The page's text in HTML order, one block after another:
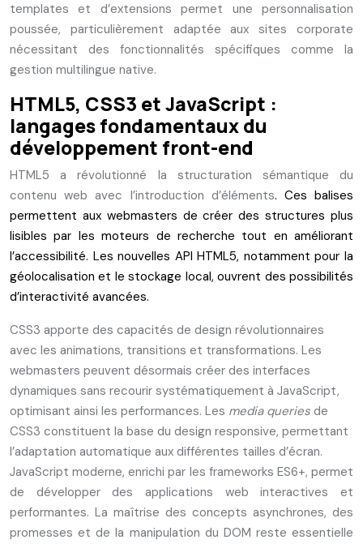
templates et d’extensions permet une personnalisation
poussée, particulièrement adaptée aux sites corporate
nécessitant des fonctionnalités spécifiques comme la
gestion multilingue native.
HTML5, CSS3 et JavaScript :
langages fondamentaux du
développement front-end
HTML5 a révolutionné la structuration sémantique du
contenu web avec l’introduction d’éléments. Ces balises
permettent aux webmasters de créer des structures plus
lisibles par les moteurs de recherche tout en améliorant
l’accessibilité. Les nouvelles API HTML5, notamment pour la
géolocalisation et le stockage local, ouvrent des possibilités
d’interactivité avancées.
CSS3 apporte des capacités de design révolutionnaires
avec les animations, transitions et transformations. Les
webmasters peuvent désormais créer des interfaces
dynamiques sans recourir systématiquement à JavaScript,
optimisant ainsi les performances. Les media queries de
CSS3 constituent la base du design responsive, permettant
l’adaptation automatique aux différentes tailles d’écran.
JavaScript moderne, enrichi par les frameworks ES6+, permet
de développer des applications web interactives et
performantes. La maîtrise des concepts asynchrones, des
promesses et de la manipulation du DOM reste essentielle